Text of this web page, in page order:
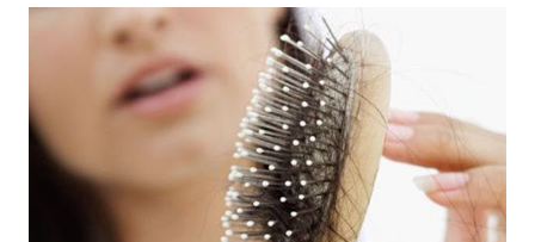
സമയവും മദ്യലഹരിയിലും. തന്‍റെ കുഞ്ഞിനെ ഒരു ലക്ഷം
രൂപക്ക് വില്‍പ്പന നടത്തിയതായി അച്ഛൻ
മദ്യലഹരിയിലിരിക്കെ സമീപവാസികളിലൊരാളോട് പറഞ്ഞു.
ഇതോടെയാണ് വിവരം പുറത്തറിഞ്ഞത്. തുടർന്ന്
അയല്‍വാസി പൊലീസിലും ചൈല്‍ഡ് ലൈനിലും വിവരം
അറിയിക്കുകയായിരുന്നു. പൊലീസെത്തി അച്ഛനെയും
അമ്മയെയും മുത്തശ്ശിയെയും ചോദ്യം ചെയ്തു.